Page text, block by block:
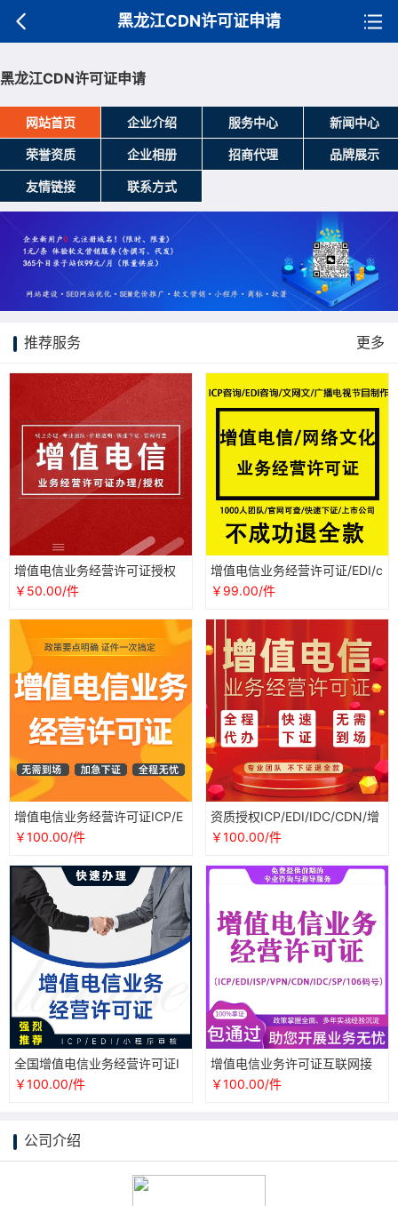
黑龙江CDN许可证申请
黑龙江CDN许可证申请
网站首页 企业介绍 服务中心 新闻中心
荣誉资质 企业相册 招商代理 品牌展示
友情链接 联系方式
推荐服务 更多
增值电信业务经营许可证授权
年报年检ICPEDICDNISPIDC文
￥50.00/件
增值电信业务经营许可证/EDI/c
dn/idc广播电视节目制作经营
￥99.00/件
增值电信业务经营许可证ICP/E
DI/IDC/CDN授权办理
￥100.00/件
资质授权ICP/EDI/IDC/CDN/增
值电信业务经营许可证
￥100.00/件
全国增值电信业务经营许可证I
CP/EDI/IDC/CDN资质授权年报
￥100.00/件
增值电信业务许可证互联网接
入IDC/CDN/ICP/EDI电商平台
￥100.00/件
公司介绍